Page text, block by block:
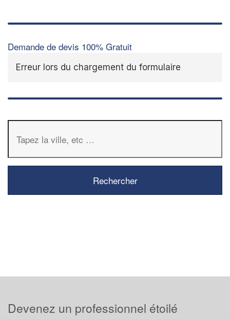
Demande de devis 100% Gratuit
Erreur lors du chargement du formulaire
Devenez un professionnel étoilé